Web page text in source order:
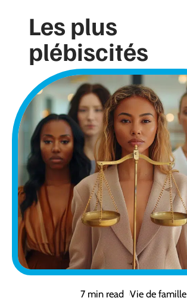
Les plus
plébiscités
7 min read Vie de famille